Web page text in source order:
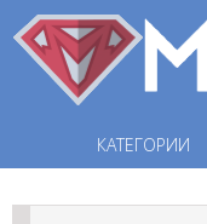
КАТЕГОРИИ